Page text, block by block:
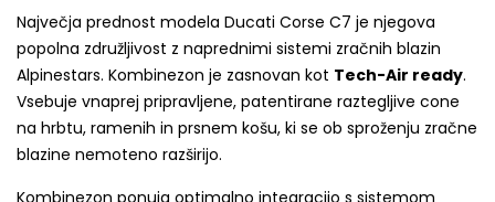
Največja prednost modela Ducati Corse C7 je njegova
popolna združljivost z naprednimi sistemi zračnih blazin
Alpinestars. Kombinezon je zasnovan kot Tech-Air ready.
Vsebuje vnaprej pripravljene, patentirane raztegljive cone
na hrbtu, ramenih in prsnem košu, ki se ob sproženju zračne
blazine nemoteno razširijo.
Kombinezon ponuja optimalno integracijo s sistemom